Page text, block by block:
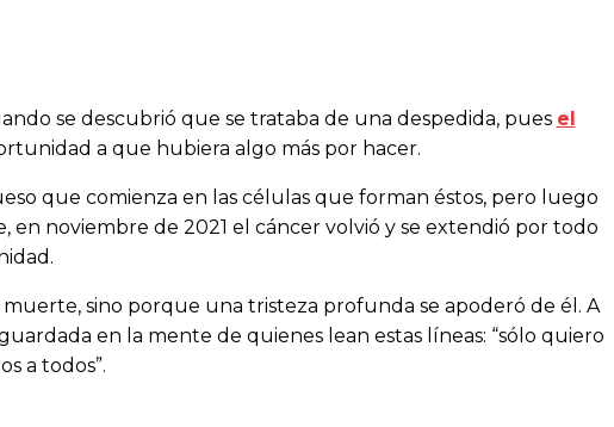
se descubrió que se trataba de una despedida, pues el
a que hubiera algo más por hacer.
que comienza en las células que forman éstos, pero luego
noviembre de 2021 el cáncer volvió y se extendió por todo
sino porque una tristeza profunda se apoderó de él. A
en la mente de quienes lean estas líneas: “sólo quiero
a todos”.